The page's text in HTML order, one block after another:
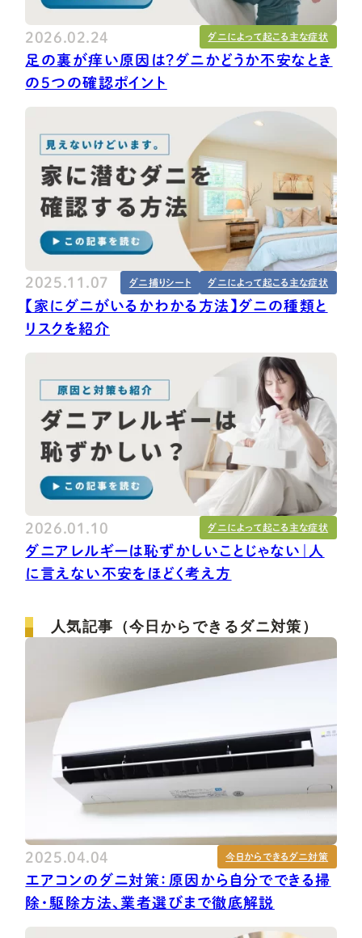
2026.02.24 ダニによって起こる主な症状
足の裏が痒い原因は？ダニかどうか不安なとき
の5つの確認ポイント
2025.11.07 ダニ捕りシート ダニによって起こる主な症状
【家にダニがいるかわかる方法】ダニの種類と
リスクを紹介
2026.01.10 ダニによって起こる主な症状
ダニアレルギーは恥ずかしいことじゃない｜人
に言えない不安をほどく考え方
人気記事（今日からできるダニ対策）
2025.04.04 今日からできるダニ対策
エアコンのダニ対策：原因から自分でできる掃
除・駆除方法、業者選びまで徹底解説